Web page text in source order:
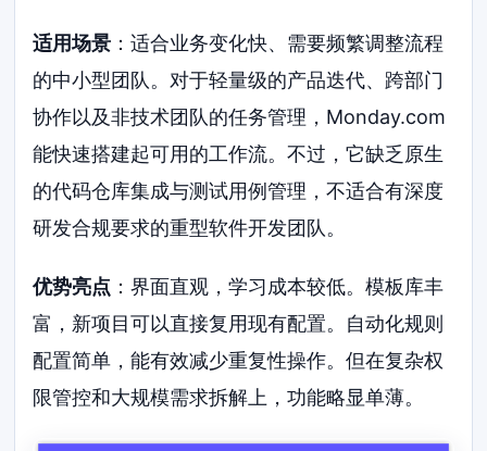
适用场景 ：适合业务变化快、需要频繁调整流程
的中小型团队。对于轻量级的产品迭代、跨部门
协作以及非技术团队的任务管理，Monday.com
能快速搭建起可用的工作流。不过，它缺乏原生
的代码仓库集成与测试用例管理，不适合有深度
研发合规要求的重型软件开发团队。
优势亮点 ：界面直观，学习成本较低。模板库丰
富，新项目可以直接复用现有配置。自动化规则
配置简单，能有效减少重复性操作。但在复杂权
限管控和大规模需求拆解上，功能略显单薄。